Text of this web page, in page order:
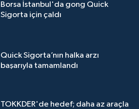
Borsa İstanbul'da gong Quick
Sigorta için çaldı
Quick Sigorta’nın halka arzı
başarıyla tamamlandı
TOKKDER'de hedef; daha az araçla